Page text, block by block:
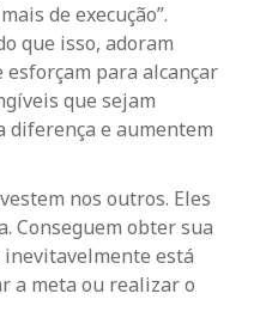
de execução”.
que isso, adoram
esforçam para alcançar
que sejam
diferença e aumentem
nos outros. Eles
Conseguem obter sua
inevitavelmente está
a meta ou realizar o